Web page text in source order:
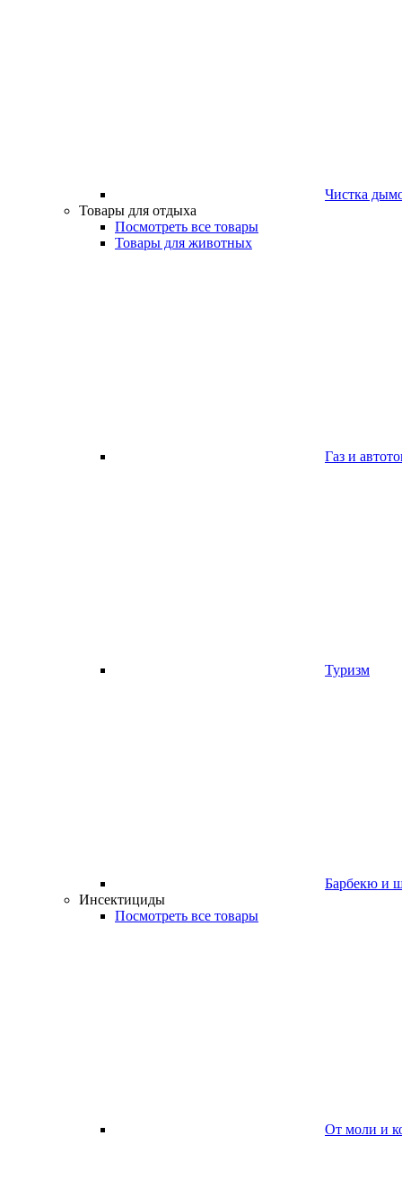
Чистка
Товары для отдыха
Посмотреть все товары
Товары для животных
Газ и
Туризм
Барбекю и
Инсектициды
Посмотреть все товары
От моли и